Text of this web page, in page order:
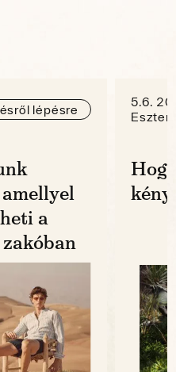
lépésre
a
5.6.
Eszter